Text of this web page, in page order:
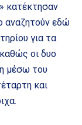
κατέκτησαν
αναζητούν εδώ
για τα
οι δυο
μέσω του
και